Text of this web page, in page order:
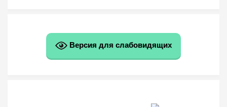
Версия для слабовидящих